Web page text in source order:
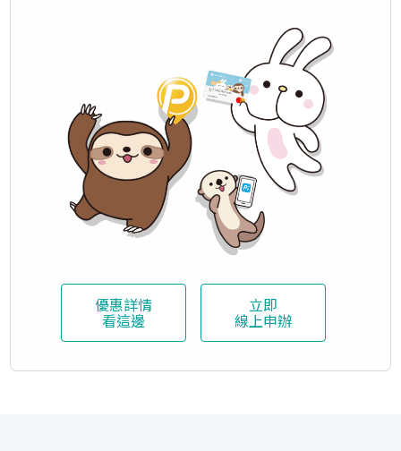
優惠詳情
看這邊
立即
線上申辦